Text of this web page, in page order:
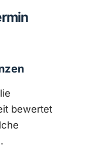
bewertet